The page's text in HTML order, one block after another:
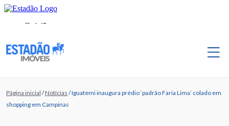
Página inicial /Notícias /Iguatemi inaugura prédio ‘padrão Faria Lima’ colado em
shopping em Campinas